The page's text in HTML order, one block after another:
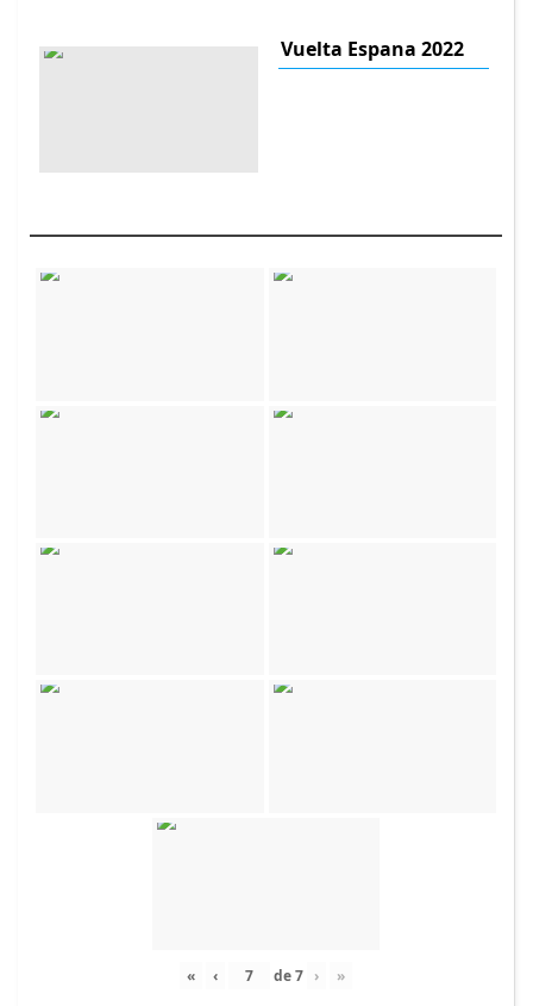
Vuelta Espana 2022
« ‹ de7 › »